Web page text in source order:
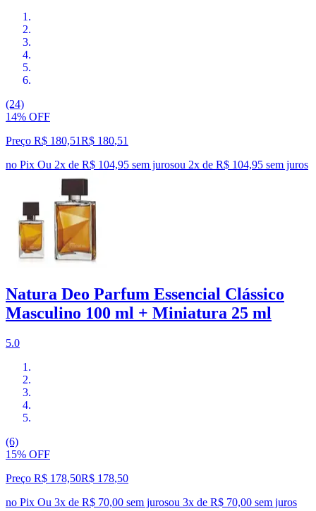
(24)
14% OFF
Preço R$ 180,51R$ 180,51
no Pix Ou 2x de R$ 104,95 sem jurosou 2x de R$ 104,95 sem juros
Natura Deo Parfum Essencial Clássico
Masculino 100 ml + Miniatura 25 ml
5.0
(6)
15% OFF
Preço R$ 178,50R$ 178,50
no Pix Ou 3x de R$ 70,00 sem jurosou 3x de R$ 70,00 sem juros